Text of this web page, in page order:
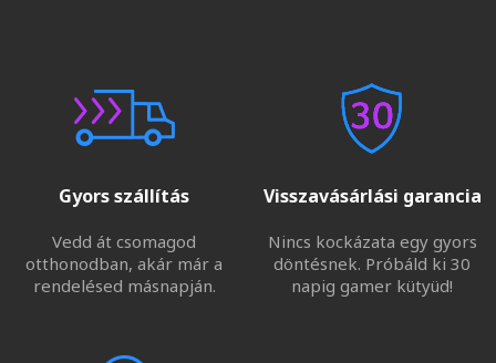
Gyors szállítás
Vedd át csomagod
otthonodban, akár már a
rendelésed másnapján.
Visszavásárlási garancia
Nincs kockázata egy gyors
döntésnek. Próbáld ki 30
napig gamer kütyüd!